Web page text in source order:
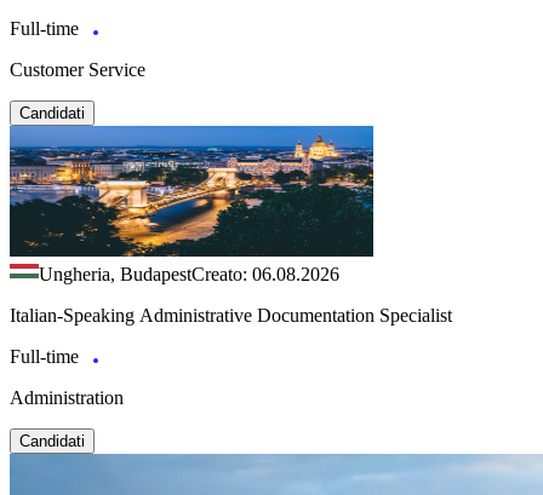
Full-time
Customer Service
Candidati
Ungheria, BudapestCreato: 06.08.2026
Italian-Speaking Administrative Documentation Specialist
Full-time
Administration
Candidati